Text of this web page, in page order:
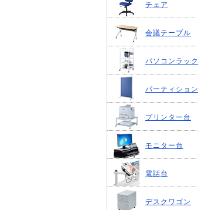
チェア
会議テーブル
パソコンラック
パーティション
プリンター台
モニター台
電話台
デスクワゴン